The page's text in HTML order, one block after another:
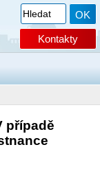
Kontakty
případě